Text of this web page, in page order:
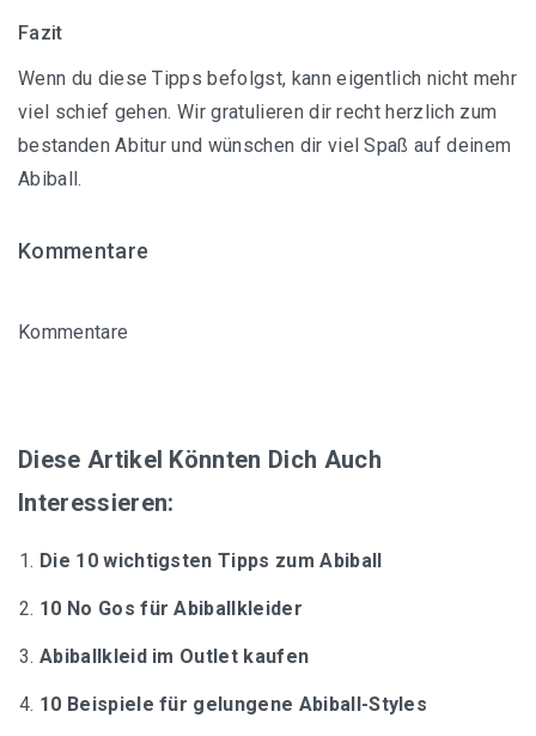
Fazit
Wenn du diese Tipps befolgst, kann eigentlich nicht mehr
viel schief gehen. Wir gratulieren dir recht herzlich zum
bestanden Abitur und wünschen dir viel Spaß auf deinem
Abiball.
Kommentare
Kommentare
Diese Artikel Könnten Dich Auch
Interessieren:
Die 10 wichtigsten Tipps zum Abiball
10 No Gos für Abiballkleider
Abiballkleid im Outlet kaufen
10 Beispiele für gelungene Abiball-Styles